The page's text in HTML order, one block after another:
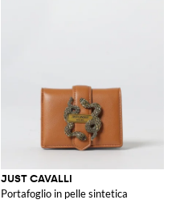
JUST CAVALLI
Portafoglio in pelle sintetica